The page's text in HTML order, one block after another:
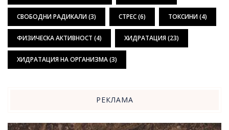
СВОБОДНИ РАДИКАЛИ(3) СТРЕС(6) ТОКСИНИ(4)
ФИЗИЧЕСКА АКТИВНОСТ (4) ХИДРАТАЦИЯ(23)
ХИДРАТАЦИЯ НА ОРГАНИЗМА(3)
РЕКЛАМА